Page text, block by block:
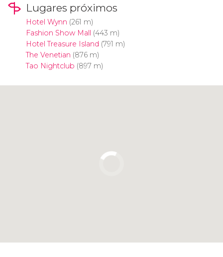
Lugares próximos
Hotel Wynn (261 m)
Fashion Show Mall (443 m)
Hotel Treasure Island (791 m)
The Venetian (876 m)
Tao Nightclub (897 m)